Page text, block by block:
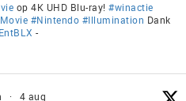
op 4K UHD Blu-ray! #winactie
#Nintendo #Illumination Dank
-
·
4 aug